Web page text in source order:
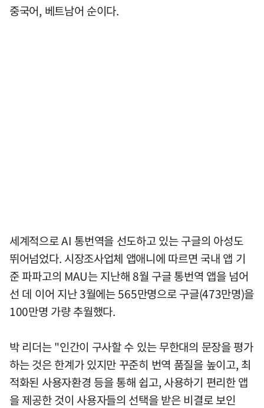
중국어, 베트남어 순이다.
세계적으로 AI 통번역을 선도하고 있는 구글의 아성도
뛰어넘었다. 시장조사업체 앱애니에 따르면 국내 앱 기
준 파파고의 MAU는 지난해 8월 구글 통번역 앱을 넘어
선 데 이어 지난 3월에는 565만명으로 구글(473만명)을
100만명 가량 추월했다.
박 리더는 "인간이 구사할 수 있는 무한대의 문장을 평가
하는 것은 한계가 있지만 꾸준히 번역 품질을 높이고, 최
적화된 사용자환경 등을 통해 쉽고, 사용하기 편리한 앱
을 제공한 것이 사용자들의 선택을 받은 비결로 보인